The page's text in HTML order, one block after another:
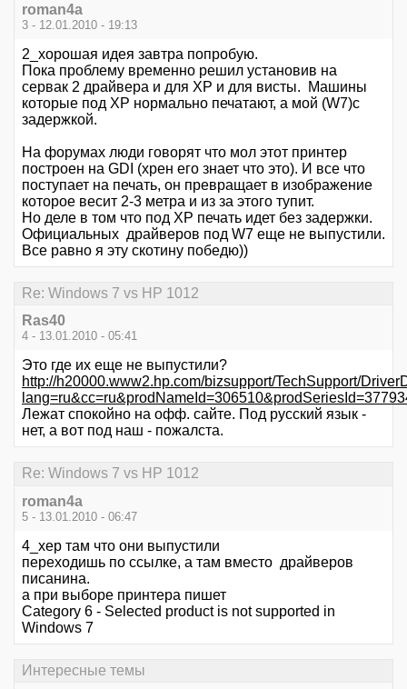
roman4a
3 - 12.01.2010 - 19:13
2_хорошая идея завтра попробую.
Пока проблему временно решил установив на
сервак 2 драйвера и для ХР и для висты. Машины
которые под ХР нормально печатают, а мой (W7)с
задержкой.
На форумах люди говорят что мол этот принтер
построен на GDI (хрен его знает что это). И все что
поступает на печать, он превращает в изображение
которое весит 2-3 метра и из за этого тупит.
Но деле в том что под ХР печать идет без задержки.
Официальных драйверов под W7 еще не выпустили.
Все равно я эту скотину победю))
Re: Windows 7 vs HP 1012
Ras40
4 - 13.01.2010 - 05:41
Это где их еще не выпустили?
http://h20000.www2.hp.com/bizsupport/TechSupport/
Лежат спокойно на офф. сайте. Под русский язык -
нет, а вот под наш - пожалста.
Re: Windows 7 vs HP 1012
roman4a
5 - 13.01.2010 - 06:47
4_хер там что они выпустили
переходишь по ссылке, а там вместо драйверов
писанина.
а при выборе принтера пишет
Category 6 - Selected product is not supported in
Windows 7
Интересные темы